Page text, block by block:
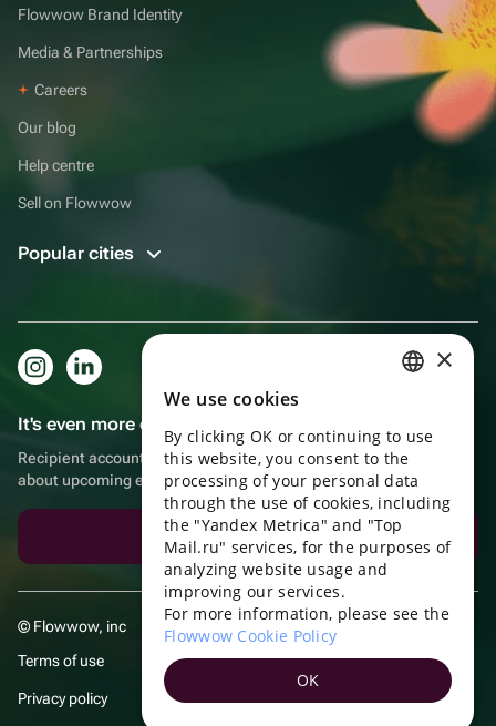
Flowwow Brand Identity
Media & Partnerships
Careers
Our blog
Help centre
Sell on Flowwow
Popular cities
It's even more convenient in the app!
Recipient account, extra rewards for purchases and reminders
about upcoming events
Download the app
© Flowwow, inc
Terms of use
Privacy policy
ENGLISH
UKRAINIAN
PORTUGUESE
SPANISH
TURKISH
×
We use cookies
By clicking OK or continuing to use
this website, you consent to the
processing of your personal data
through the use of cookies, including
the "Yandex Metrica" and "Top
Mail.ru" services, for the purposes of
analyzing website usage and
improving our services.
For more information, please see the
Flowwow Cookie Policy
OK